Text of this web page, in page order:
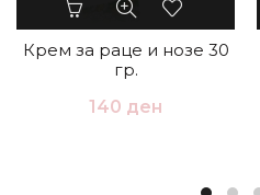
Крем за раце и нозе 30
гр.
140 ден